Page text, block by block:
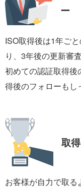
ー
ISO取得後は1年ご
り、3年後の更新審
初めての認証取得後
得後のフォローもし
取
お客様が自力で取る